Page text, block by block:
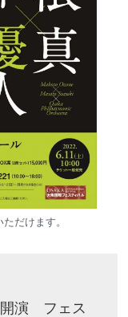
だけます。
開演 フェス